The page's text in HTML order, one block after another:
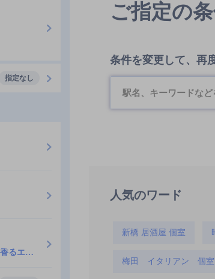
ご指定の
条件を変更して、再
人気のワード
新橋 居酒屋 個室
梅田 イタリアン 個室
指定なし
ザ・プレミアム・モルツ香るエール